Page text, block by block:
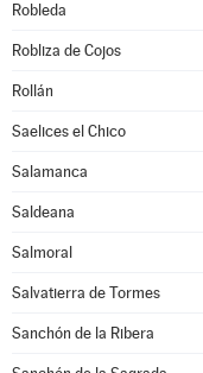
Robleda
Robliza de Cojos
Rollán
Saelices el Chico
Salamanca
Saldeana
Salmoral
Salvatierra de Tormes
Sanchón de la Ribera